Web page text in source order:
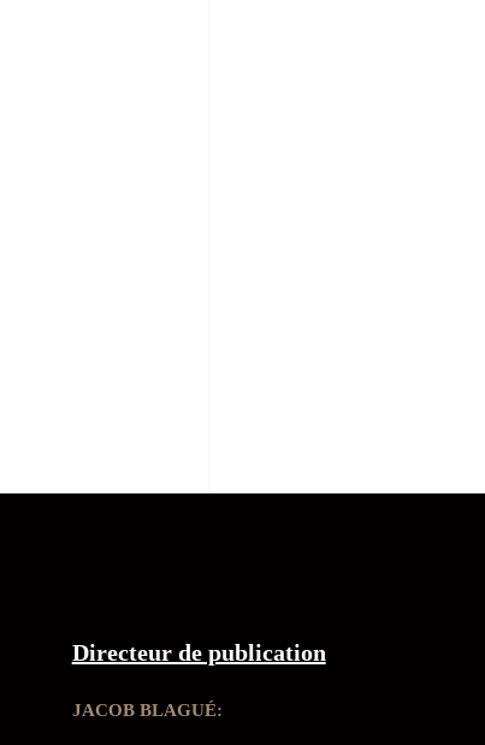
Directeur de publication
JACOB BLAGUÉ: